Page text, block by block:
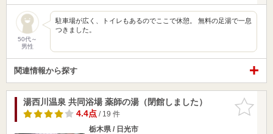
50代～
男性
駐車場が広く、トイレもあるのでここで休憩。 無料の足湯で一息
つきました。
関連情報から探す
お気に入
りに追加
湯西川温泉 共同浴場 薬師の湯（閉館しました）
4.4点/ 19 件
栃木県 / 日光市